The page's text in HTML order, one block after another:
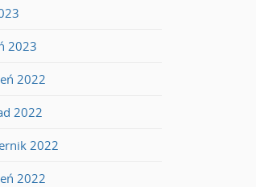
2023
2022
2022
2022
2022